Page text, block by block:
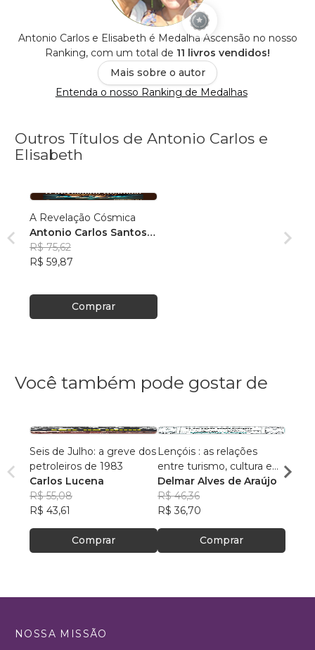
Antonio Carlos e Elisabeth é Medalha Ascensão no nosso
Ranking, com um total de 11 livros vendidos!
Mais sobre o autor
Entenda o nosso Ranking de Medalhas
Outros Títulos de Antonio Carlos e
Elisabeth
A Revelação Cósmica
Antonio Carlos Santos
Figueiredo
R$ 75,62
R$ 59,87
Comprar
Você também pode gostar de
Seis de Julho: a greve dos
petroleiros de 1983
Carlos Lucena
R$ 55,08
R$ 43,61
Comprar
Lençóis : as relações
entre turismo, cultura e
ambiente
Delmar Alves de Araújo
R$ 46,36
R$ 36,70
Comprar
da
R$
NOSSA MISSÃO